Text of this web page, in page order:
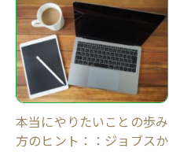
本当にやりたいことの歩み
方のヒント：：ジョブスか